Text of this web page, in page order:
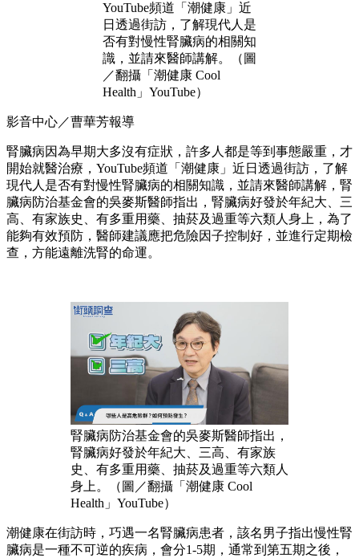
YouTube頻道「潮健康」近
日透過街訪，了解現代人是
否有對慢性腎臟病的相關知
識，並請來醫師講解。（圖
／翻攝「潮健康 Cool
Health」YouTube）
影音中心／曹華芳報導
腎臟病因為早期大多沒有症狀，許多人都是等到事態嚴重，才
開始就醫治療，YouTube頻道「潮健康」近日透過街訪，了解
現代人是否有對慢性腎臟病的相關知識，並請來醫師講解，腎
臟病防治基金會的吳麥斯醫師指出，腎臟病好發於年紀大、三
高、有家族史、有多重用藥、抽菸及過重等六類人身上，為了
能夠有效預防，醫師建議應把危險因子控制好，並進行定期檢
查，方能遠離洗腎的命運。
腎臟病防治基金會的吳麥斯醫師指出，
腎臟病好發於年紀大、三高、有家族
史、有多重用藥、抽菸及過重等六類人
身上。（圖／翻攝「潮健康 Cool
Health」YouTube）
潮健康在街訪時，巧遇一名腎臟病患者，該名男子指出慢性腎
臟病是一種不可逆的疾病，會分1-5期，通常到第五期之後，